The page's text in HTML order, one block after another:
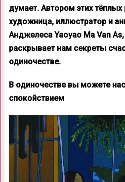
думает. Автором этих тёплых
художница, иллюстратор и
Анджелеса Yaoyao Ma Van
раскрывает нам секреты
одиночестве.
В одиночестве вы можете
спокойствием